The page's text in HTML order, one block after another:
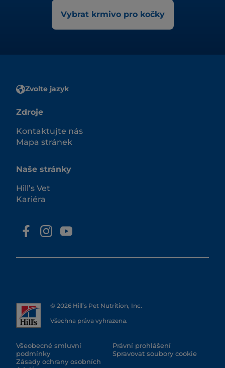
Vybrat krmivo pro kočky
Zvolte jazyk
Zdroje
Kontaktujte nás
Mapa stránek
Naše stránky
Hill’s Vet
Kariéra
© 2026 Hill’s Pet Nutrition, Inc.
Všechna práva vyhrazena.
Všeobecné smluvní
podmínky
Zásady ochrany osobních
Právní prohlášení
Spravovat soubory cookie